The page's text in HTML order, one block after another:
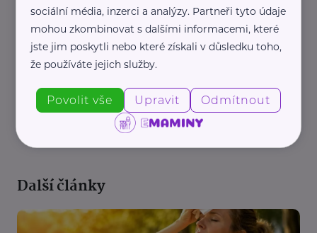
REKLAMA
Další články
sociální média, inzerci a analýzy. Partneři tyto údaje
mohou zkombinovat s dalšími informacemi, které
jste jim poskytli nebo které získali v důsledku toho,
že používáte jejich služby.
Povolit vše Upravit Odmítnout